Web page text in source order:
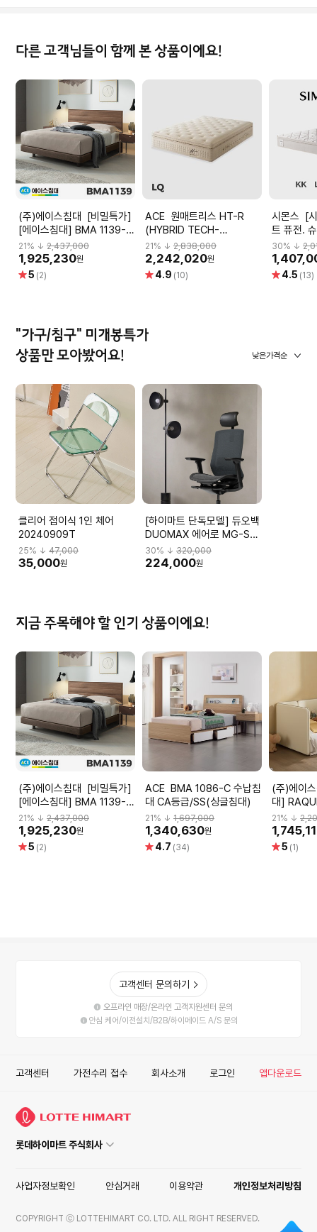
다른 고객님들이 함께 본 상품이에요!
(주)에이스침대 [비밀특가]
[에이스침대] BMA 1139-N
HT-L등급/LQ(퀸사이즈)
21 % ↓ 2,437,000
1,925,230원
별5 (2)
ACE 원매트리스 HT-R
(HYBRID TECH-
RED)/LQ(퀸사이즈) _아이
보리
21 % ↓2,838,000
2,242,020원
별 4.9 (10)
시몬스 [시몬스] 뷰티레스
트 퓨전.
30% ↓
별 4.5 (13)
"가구/침구" 미개봉특가
상품만 모아봤어요!
낮은가격순
클리어 접이식 1인 체어
20240909T
25% ↓ 47,000
35,000원
[하이마트 단독모델] 듀오백
DUOMAX 에어로 MG-S-
L2 DBBMGHL3NMBN-
M59BK
30% ↓320,000
224,000원
지금 주목해야 할 인기 상품이에요!
(주)에이스침대 [비밀특가]
[에이스침대] BMA 1139-N
HT-L등급/LQ(퀸사이즈)
21 % ↓ 2,437,000
1,925,230원
별5 (2)
ACE BMA 1086-C 수납침
대 CA등급/SS(싱글침대)
21 % ↓1,697,000
1,340,630원
별 4.7 (34)
(주)에이스침대
대]
등급/SS(
21 % ↓
별5 (1)
고객센터 문의하기
오프라인 매장/온라인 고객지원센터 문의
안심 케어/이전설치/B2B/하이메이드 A/S 문의
고객센터 가전수리 접수 회사소개 로그인 앱다운로드
롯데하이마트 주식회사
사업자정보확인 안심거래 이용약관 개인정보처리방침
COPYRIGHT ⓒ LOTTEHIMART CO. LTD. ALL RIGHT RESERVED.